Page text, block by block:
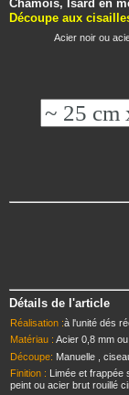
Chamois, Isard en
Découpe aux
Acier noir ou
Détails de l'article
Réalisation :à l'unité dés
Matériau : Acier 0,8 mm
Découpe: Manuelle ,
Finition : Limée et frappée
peint ou acier brut rouillé